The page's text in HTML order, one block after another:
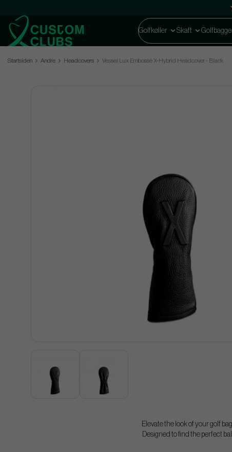
Golfkøller Skaft
Startsiden Andre Headcovers Vessel Lux Embossé X-Hybrid Headcover - Black
Elevate the look of your golf
Designed to find the perfect